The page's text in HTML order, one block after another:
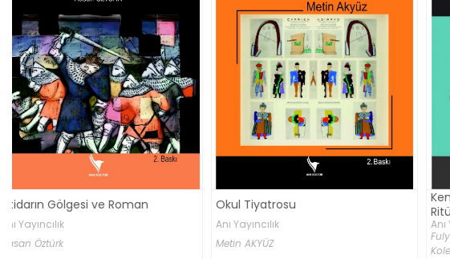
Okul Tiyatrosu
Anı Yayıncılık
Metin AKYÜZ
Kentleşen Alevilik Değişen Cem
Ritüelleri Ve Müzik
Anı Yayıncılık
Fulya SOYLU BAĞÇECİ,
Kolektif...